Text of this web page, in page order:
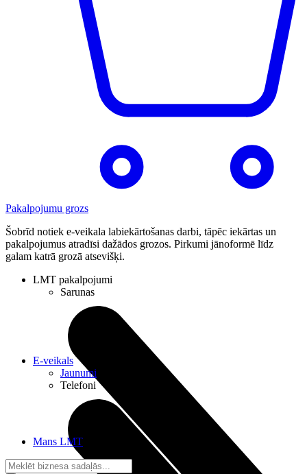
Pakalpojumu grozs
Šobrīd notiek e-veikala labiekārtošanas darbi, tāpēc iekārtas un
pakalpojumus atradīsi dažādos grozos. Pirkumi jānoformē līdz
galam katrā grozā atsevišķi.
LMT pakalpojumi
Sarunas
E-veikals
Jaunumi
Telefoni
Mans LMT